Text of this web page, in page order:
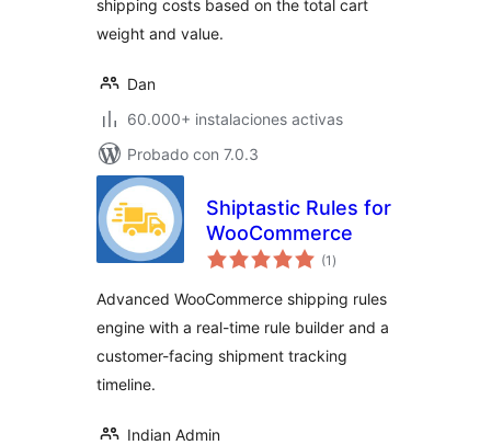
shipping costs based on the total cart
weight and value.
Dan
60.000+ instalaciones activas
Probado con 7.0.3
Shiptastic Rules for
WooCommerce
(1 total
de
)
Advanced WooCommerce shipping rules
engine with a real-time rule builder and a
customer-facing shipment tracking
timeline.
Indian Admin